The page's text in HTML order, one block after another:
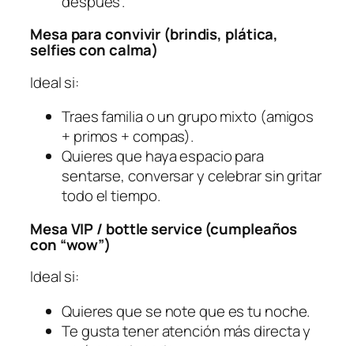
Mesa para convivir (brindis, plática,
selfies con calma)
Ideal si:
Traes familia o un grupo mixto (amigos
+ primos + compas).
Quieres que haya espacio para
sentarse, conversar y celebrar sin gritar
todo el tiempo.
Mesa VIP / bottle service (cumpleaños
con “wow”)
Ideal si:
Quieres que se note que es tu noche.
Te gusta tener atención más directa y